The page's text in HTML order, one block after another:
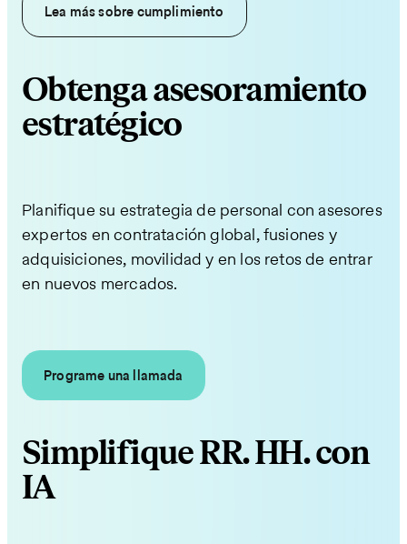
Lea más sobre cumplimiento
Obtenga asesoramiento
estratégico
Planifique su estrategia de personal con asesores
expertos en contratación global, fusiones y
adquisiciones, movilidad y en los retos de entrar
en nuevos mercados.
Programe una llamada
Simplifique RR. HH. con
IA